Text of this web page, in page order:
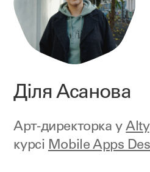
Діля Асанова
Арт-директорка уAlty
курсі Mobile Apps